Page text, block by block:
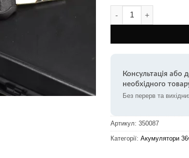
Літій-іонна батарея
Консультація або
необхідного
Без перерв та
Артикул: 350087
Категорії: Акумулятори